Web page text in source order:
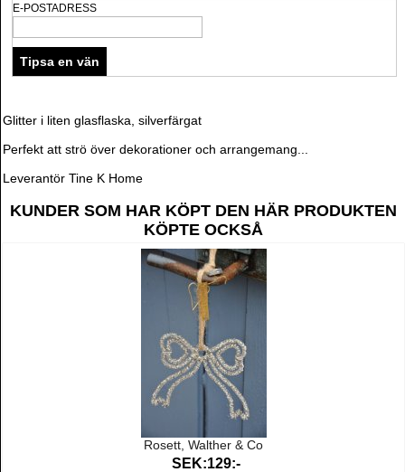
E-POSTADRESS
Glitter i liten glasflaska, silverfärgat
Perfekt att strö över dekorationer och arrangemang...
Leverantör Tine K Home
KUNDER SOM HAR KÖPT DEN HÄR PRODUKTEN
KÖPTE OCKSÅ
Rosett, Walther & Co
SEK:129:-